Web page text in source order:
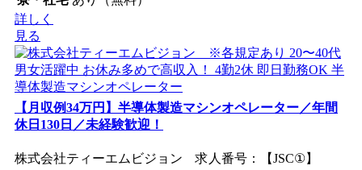
詳しく
見る
【月収例34万円】半導体製造マシンオペレーター／年間
休日130日／未経験歓迎！
株式会社ティーエムビジョン 求人番号：【JSC①】